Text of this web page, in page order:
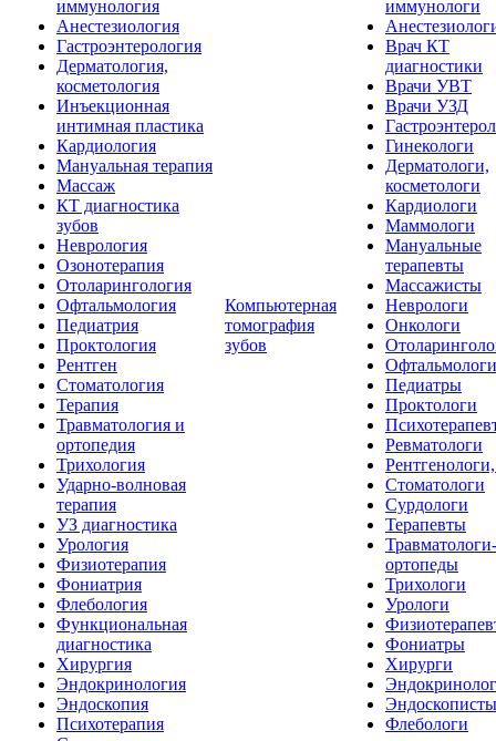
иммунология
Анестезиология
Гастроэнтерология
Дерматология,
косметология
Инъекционная
интимная пластика
Кардиология
Мануальная терапия
Массаж
КТ диагностика
зубов
Неврология
Озонотерапия
Отоларингология
Офтальмология
Педиатрия
Проктология
Рентген
Стоматология
Терапия
Травматология и
ортопедия
Трихология
Ударно-волновая
терапия
УЗ диагностика
Урология
Физиотерапия
Фониатрия
Флебология
Функциональная
диагностика
Хирургия
Эндокринология
Эндоскопия
Психотерапия
Компьютерная
томография
зубов
иммунологи
Врач КТ
диагностики
Врачи УВТ
Врачи УЗД
Гинекологи
Дерматологи,
косметологи
Кардиологи
Маммологи
Мануальные
терапевты
Массажисты
Неврологи
Онкологи
Офтальмологи
Педиатры
Проктологи
Ревматологи
Стоматологи
Сурдологи
Терапевты
Травматологи-
ортопеды
Трихологи
Урологи
Фониатры
Хирурги
Эндоскописты
Флебологи